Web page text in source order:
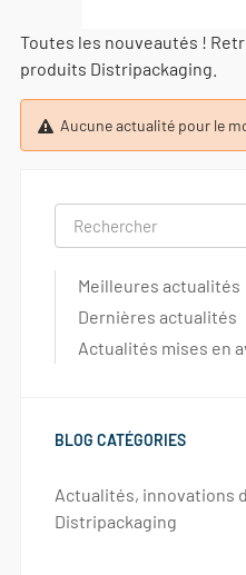
Toutes les nouveautés !
produits Distripackaging.
Aucune actualité pour le
Meilleures actualités
Dernières actualités
Actualités mises en
BLOG CATÉGORIES
Actualités, innovations
Distripackaging